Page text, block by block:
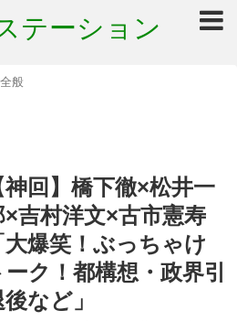
テーション
全般
神回】橋下徹×松井一
×吉村洋文×古市憲寿
大爆笑！ぶっちゃけ
ーク！都構想・政界引
など」